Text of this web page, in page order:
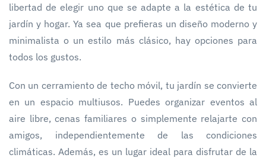
libertad de elegir uno que se adapte a la estética de tu
jardín y hogar. Ya sea que prefieras un diseño moderno y
minimalista o un estilo más clásico, hay opciones para
todos los gustos.
Con un cerramiento de techo móvil, tu jardín se convierte
en un espacio multiusos. Puedes organizar eventos al
aire libre, cenas familiares o simplemente relajarte con
amigos, independientemente de las condiciones
climáticas. Además, es un lugar ideal para disfrutar de la